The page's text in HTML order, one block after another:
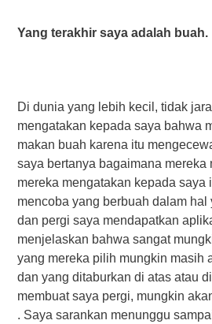
Yang terakhir saya adalah buah.
Di dunia yang lebih kecil, tidak
mengatakan kepada saya bahwa
makan buah karena itu
saya bertanya bagaimana mereka
mereka mengatakan kepada saya
mencoba yang berbuah dalam
dan pergi saya mendapatkan
menjelaskan bahwa sangat
yang mereka pilih mungkin masih
dan yang ditaburkan di atas atau
membuat saya pergi, mungkin
. Saya sarankan menunggu